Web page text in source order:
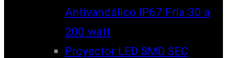
Antivandálico IP67 Fría 30 a
200 watt
Proyector LED SMD SEC